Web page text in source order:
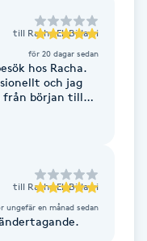
till Racha El-Bidawi
för 20 dagar sedan
hos Racha.
och jag
från början till
resultatet blev
för en
till Racha El-Bidawi
ungefär en månad sedan